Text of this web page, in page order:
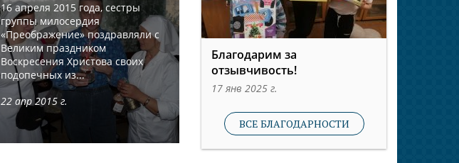
16 апреля 2015 года, сестры
группы милосердия
«Преображение» поздравляли с
Великим праздником
Воскресения Христова своих
подопечных из...
22 апр 2015 г.
Благодарим за
отзывчивость!
17 янв 2025 г.
ВСЕ БЛАГОДАРНОСТИ